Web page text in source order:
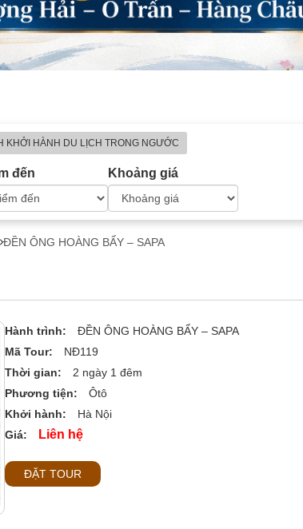
KHỞI HÀNH DU LỊCH TRONG NGƯỚC
đến Khoảng giá
ĐỀN ÔNG HOÀNG BẨY – SAPA
Hành trình:
ĐỀN ÔNG HOÀNG BẨY – SAPA
Mã Tour:
NĐ119
Thời gian:
2 ngày 1 đêm
Phương tiện:
Ôtô
Khởi hành:
Hà Nội
Giá:
Liên hệ
ĐẶT TOUR